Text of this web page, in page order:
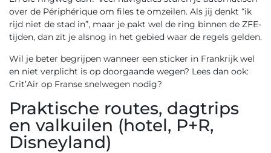
over de Périphérique om files te omzeilen. Als jij denkt “ik
rijd niet de stad in”, maar je pakt wel de ring binnen de ZFE-
tijden, dan zit je alsnog in het gebied waar de regels gelden.
Wil je beter begrijpen wanneer een sticker in Frankrijk wel
en niet verplicht is op doorgaande wegen? Lees dan ook:
Crit’Air op Franse snelwegen nodig?
Praktische routes, dagtrips
en valkuilen (hotel, P+R,
Disneyland)